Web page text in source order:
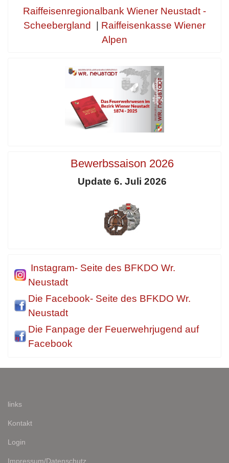
Raiffeisenregionalbank Wiener Neustadt -
Scheebergland
Raiffeisenkasse Wiener
Alpen
Bewerbssaison 2026
Update 6. Juli 2026
Instagram- Seite des BFKDO Wr.
Neustadt
Die Facebook- Seite des BFKDO Wr.
Neustadt
Die Fanpage der Feuerwehrjugend auf
Facebook
links
Kontakt
Login
Impressum/Datenschutz